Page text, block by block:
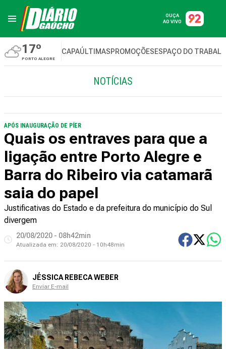
OUÇA
AO VIVO
17º
PORTO ALEGRE
CAPAÚLTIMASPROMOÇÕESESPAÇO DO
NOTÍCIAS
APÓS INAUGURAÇÃO DE PÍER
Quais os entraves para que a
ligação entre Porto Alegre e
Barra do Ribeiro via catamarã
saia do papel
Justificativas do Estado e da prefeitura do município do Sul
divergem
20/08/2020 - 08h42min
Atualizada em: 20/08/2020 - 10h48min
JÉSSICA REBECA WEBER
Enviar E-mail